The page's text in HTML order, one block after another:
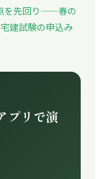
を先回り——春の
宅建試験の申込み
プリで演